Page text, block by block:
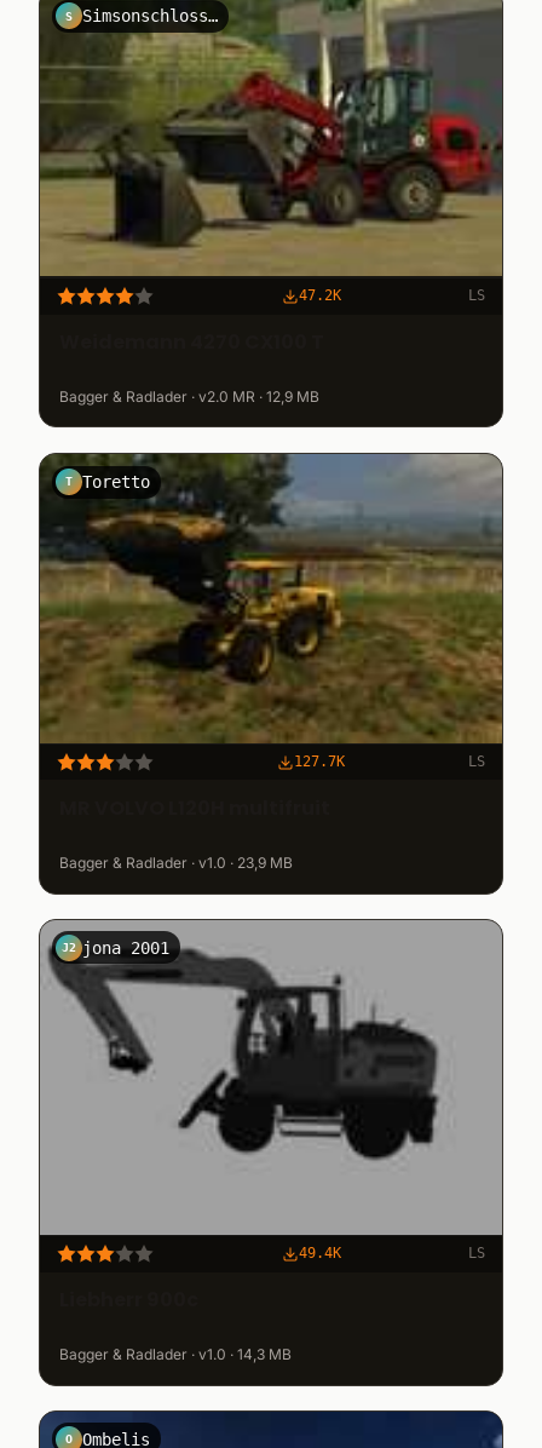
S Simsonschlosser
47.2K LS
Bagger & Radlader · v2.0 MR · 12,9 MB
T Toretto
127.7K LS
Bagger & Radlader · v1.0 · 23,9 MB
J2 jona 2001
49.4K LS
Bagger & Radlader · v1.0 · 14,3 MB
O Ombelis